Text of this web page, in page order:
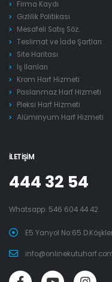
Firma Kaydı
Gizlilik Politikası
Mesafeli Satış Söz.
Teslimat ve İade Şartları
Site Haritası
İş İlanları
Krom Harf Hizmeti
Paslanmaz Harf Hizmeti
Pleksi Harf Hizmeti
Alüminyum Harf Hizmeti
İLETIŞIM
444 32 54
Whatsapp: 546 604 44 42
E5 Yanyol No:65